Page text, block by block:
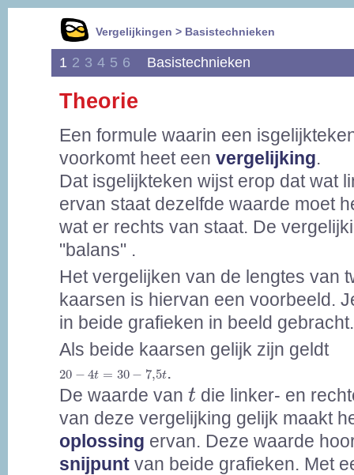
Vergelijkingen > Basistechnieken
1 2 3 4 5 6 Basistechnieken
Theorie
Een formule waarin een
voorkomt heet een vergelijking.
Dat isgelijkteken wijst erop dat wat
ervan staat dezelfde waarde moet
wat er rechts van staat. De
"balans" .
Het vergelijken van de lengtes van
kaarsen is hiervan een voorbeeld.
in beide grafieken in beeld gebracht.
Als beide kaarsen gelijk zijn geldt
20 − 4t = 30 − 7,5t
20 =30 7,5
.
De waarde van t
t die linker- en
van deze vergelijking gelijk maakt
oplossing ervan. Deze waarde
snijpunt van beide grafieken. Met